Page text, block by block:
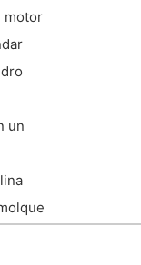
motor
?
un